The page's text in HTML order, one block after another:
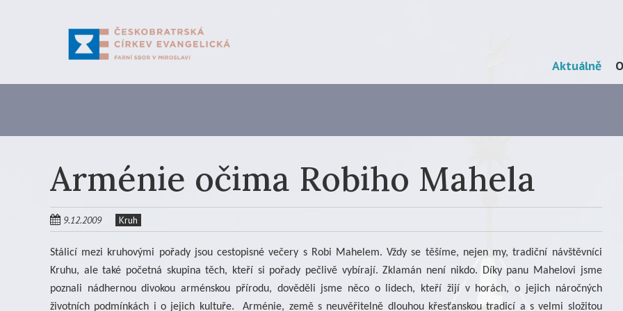
Menu
Skip
to
Aktuálně
Arménie očima Robiho Mahela
9.12.2009 Kruh
Stálicí mezi kruhovými pořady jsou cestopisné večery s Robi Mahelem. Vždy se těšíme, nejen my, tradiční návštěvníci
Kruhu, ale také početná skupina těch, kteří si pořady pečlivě vybírají. Zklamán není nikdo. Díky panu Mahelovi jsme
poznali nádhernou divokou arménskou přírodu, dověděli jsme něco o lidech, kteří žijí v horách, o jejich náročných
životních podmínkách i o jejich kultuře.
Arménie, země s neuvěřitelně dlouhou křesťanskou tradicí a s velmi složitou